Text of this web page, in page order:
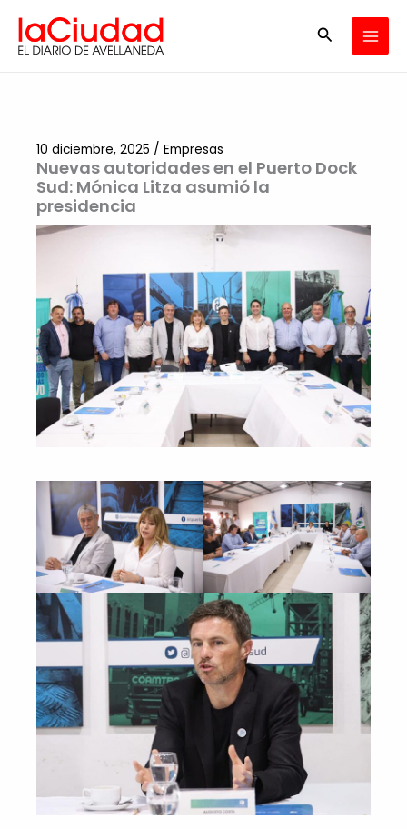
contenido
Buscar
Nuevas autoridades en el Puerto Dock
Sud: Mónica Litza asumió la
presidencia
10 diciembre, 2025 / Empresas